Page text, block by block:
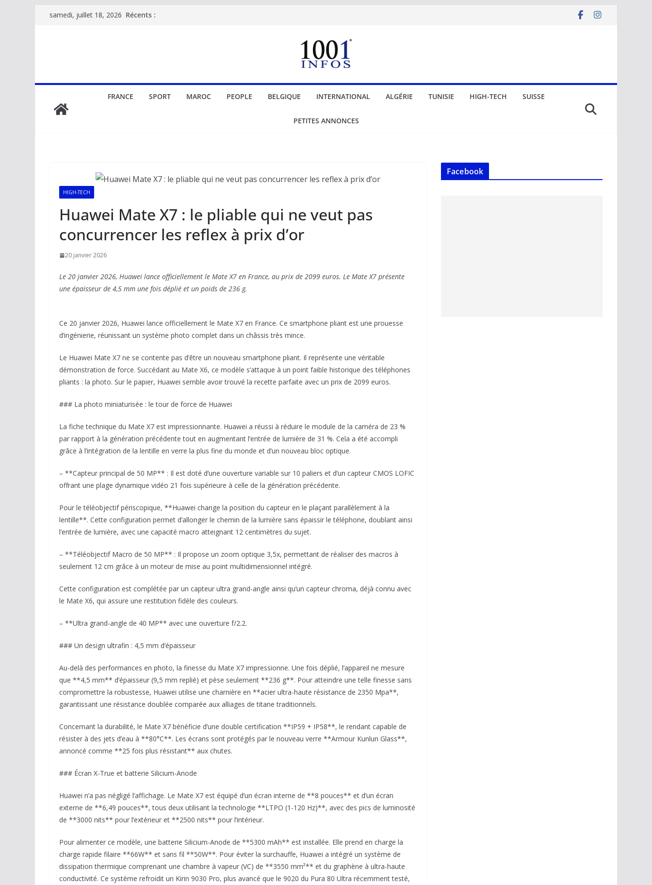
Passersamedi, juillet 18, 2026 Récents :
FRANCE SPORT MAROC PEOPLE BELGIQUE INTERNATIONAL ALGÉRIE TUNISIE HIGH-TECH SUISSE
PETITES ANNONCES
HIGH-TECH
Huawei Mate X7 : le pliable qui ne veut pas
concurrencer les reflex à prix d’or
20 janvier 2026
Le 20 janvier 2026, Huawei lance officiellement le Mate X7 en France, au prix de 2099 euros. Le Mate X7 présente
une épaisseur de 4,5 mm une fois déplié et un poids de 236 g.
Ce 20 janvier 2026, Huawei lance officiellement le Mate X7 en France. Ce smartphone pliant est une prouesse
d’ingénierie, réunissant un système photo complet dans un châssis très mince.
Le Huawei Mate X7 ne se contente pas d’être un nouveau smartphone pliant. Il représente une véritable
démonstration de force. Succédant au Mate X6, ce modèle s’attaque à un point faible historique des téléphones
pliants : la photo. Sur le papier, Huawei semble avoir trouvé la recette parfaite avec un prix de 2099 euros.
### La photo miniaturisée : le tour de force de Huawei
La fiche technique du Mate X7 est impressionnante. Huawei a réussi à réduire le module de la caméra de 23 %
par rapport à la génération précédente tout en augmentant l’entrée de lumière de 31 %. Cela a été accompli
grâce à l’intégration de la lentille en verre la plus fine du monde et d’un nouveau bloc optique.
– **Capteur principal de 50 MP** : Il est doté d’une ouverture variable sur 10 paliers et d’un capteur CMOS LOFIC
offrant une plage dynamique vidéo 21 fois supérieure à celle de la génération précédente.
Pour le téléobjectif périscopique, **Huawei change la position du capteur en le plaçant parallèlement à la
lentille**. Cette configuration permet d’allonger le chemin de la lumière sans épaissir le téléphone, doublant ainsi
l’entrée de lumière, avec une capacité macro atteignant 12 centimètres du sujet.
– **Téléobjectif Macro de 50 MP** : Il propose un zoom optique 3,5x, permettant de réaliser des macros à
seulement 12 cm grâce à un moteur de mise au point multidimensionnel intégré.
Cette configuration est complétée par un capteur ultra grand-angle ainsi qu’un capteur chroma, déjà connu avec
le Mate X6, qui assure une restitution fidèle des couleurs.
– **Ultra grand-angle de 40 MP** avec une ouverture f/2.2.
### Un design ultrafin : 4,5 mm d’épaisseur
Au-delà des performances en photo, la finesse du Mate X7 impressionne. Une fois déplié, l’appareil ne mesure
que **4,5 mm** d’épaisseur (9,5 mm replié) et pèse seulement **236 g**. Pour atteindre une telle finesse sans
compromettre la robustesse, Huawei utilise une charnière en **acier ultra-haute résistance de 2350 Mpa**,
garantissant une résistance doublée comparée aux alliages de titane traditionnels.
Concernant la durabilité, le Mate X7 bénéficie d’une double certification **IP59 + IP58**, le rendant capable de
résister à des jets d’eau à **80°C**. Les écrans sont protégés par le nouveau verre **Armour Kunlun Glass**,
annoncé comme **25 fois plus résistant** aux chutes.
### Écran X-True et batterie Silicium-Anode
Huawei n’a pas négligé l’affichage. Le Mate X7 est équipé d’un écran interne de **8 pouces** et d’un écran
externe de **6,49 pouces**, tous deux utilisant la technologie **LTPO (1-120 Hz)**, avec des pics de luminosité
de **3000 nits** pour l’extérieur et **2500 nits** pour l’intérieur.
Pour alimenter ce modèle, une batterie Silicium-Anode de **5300 mAh** est installée. Elle prend en charge la
charge rapide filaire **66W** et sans fil **50W**. Pour éviter la surchauffe, Huawei a intégré un système de
dissipation thermique comprenant une chambre à vapeur (VC) de **3550 mm²** et du graphène à ultra-haute
conductivité. Ce système refroidit un Kirin 9030 Pro, plus avancé que le 9020 du Pura 80 Ultra récemment testé,
Facebook